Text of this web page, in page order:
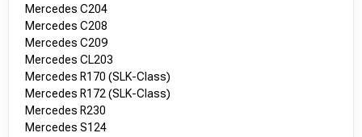
Mercedes C204
Mercedes C208
Mercedes C209
Mercedes CL203
Mercedes R170 (SLK-Class)
Mercedes R172 (SLK-Class)
Mercedes R230
Mercedes S124